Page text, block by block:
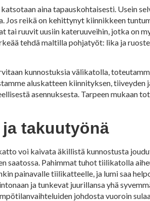
aina tapauskohtaisesti. Usein
reikä on kehittynyt kiinnikkeen
ruuvit uusiin kateruuveihin, jotka on
tehdä maltilla pohjatyöt: lika ja
kunnostuksia välikatolla,
aluskatteen kiinnityksen, tiiveyden
asennuksesta. Tarpeen mukaan
takuutyönä
voi kaivata äkillistä kunnostusta
saatossa. Pahimmat tuhot tiilikatolla
painavalle tiilikatteelle, ja lumi saa
ja tunkevat juurillansa yhä
johdosta vuoroin